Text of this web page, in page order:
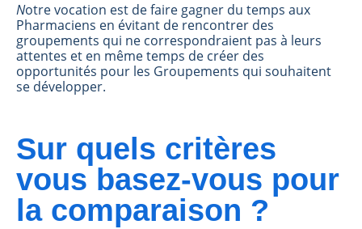
Notre vocation est de faire gagner du temps aux
Pharmaciens en évitant de rencontrer des
groupements qui ne correspondraient pas à leurs
attentes et en même temps de créer des
opportunités pour les Groupements qui souhaitent
se développer.
Sur quels critères
vous basez-vous pour
la comparaison ?